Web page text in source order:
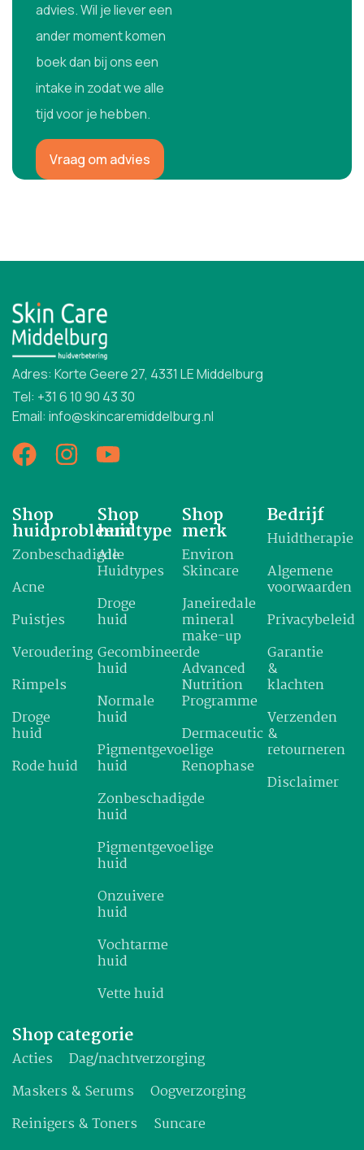
advies. Wil je liever een
ander moment komen
boek dan bij ons een
intake in zodat we alle
tijd voor je hebben.
Vraag om advies
Adres: Korte Geere 27, 4331 LE Middelburg
Tel: +31 6 10 90 43 30
Email: info@skincaremiddelburg.nl
Shop
huidprobleem
Zonbeschadigde
Acne
Puistjes
Veroudering
Rimpels
Droge
huid
Rode huid
Shop
huidtype
Alle
Huidtypes
Droge
huid
Gecombineerde
huid
Normale
huid
Pigmentgevoelige
huid
Zonbeschadigde
huid
Pigmentgevoelige
huid
Onzuivere
huid
Vochtarme
huid
Vette huid
Shop
merk
Environ
Skincare
Janeiredale
mineral
make-up
Advanced
Nutrition
Programme
Dermaceutic
Renophase
Bedrijf
Huidtherapie
Algemene
voorwaarden
Privacybeleid
Garantie
&
klachten
Verzenden
&
retourneren
Disclaimer
Shop categorie
Acties
Dag/nachtverzorging
Maskers & Serums
Oogverzorging
Reinigers & Toners
Suncare